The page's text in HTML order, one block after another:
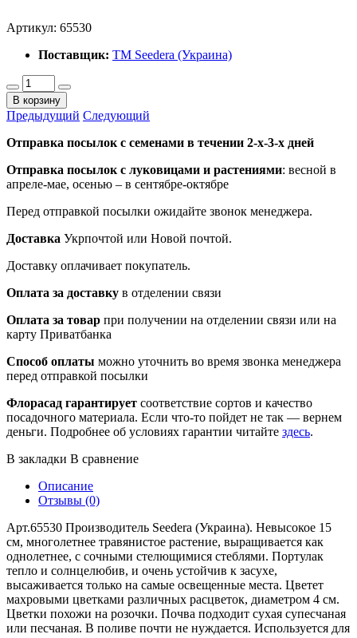
Артикул: 65530
Поставщик: ТМ Seedera (Украина)
В корзину
Предыдущий Следующий
Отправка посылок с семенами в течении 2-х-3-х дней
Отправка посылок с луковицами и растениями: весной в
апреле-мае, осенью – в сентябре-октябре
Перед отправкой посылки ожидайте звонок менеджера.
Доставка Укрпочтой или Новой почтой.
Доставку оплачивает покупатель.
Оплата за доставку в отделении связи
Оплата за товар при получении на отделении связи или на
карту Приватбанка
Способ оплаты можно уточнить во время звонка менеджера
перед отправкой посылки
Флорасад гарантирует соответствие сортов и качество
посадочного материала. Если что-то пойдет не так — вернем
деньги. Подробнее об условиях гарантии читайте здесь.
В закладки В сравнение
Описание
Отзывы (0)
Арт.65530 Производитель Seedera (Украина). Невысокое 15
см, многолетнее травянистое растение, выращивается как
однолетнее, с сочными стелющимися стеблями. Портулак
тепло и солнцелюбив, и очень устойчив к засухе,
высаживается только на самые освещенные места. Цветет
махровыми цветками различных расцветок, диаметром 4 см.
Цветки похожи на розочки. Почва подходит сухая супесчаная
или песчаная. В поливе почти не нуждается. Используется для